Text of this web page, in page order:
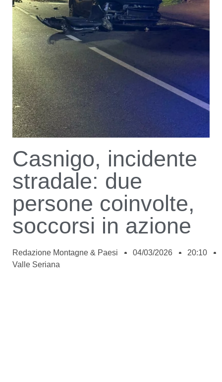
Casnigo, incidente
stradale: due
persone coinvolte,
soccorsi in azione
Redazione Montagne & Paesi 04/03/2026
20:10
Valle Seriana